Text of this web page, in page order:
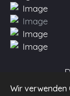
Wir verwenden